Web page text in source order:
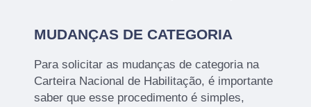
MUDANÇAS DE CATEGORIA
Para solicitar as mudanças de categoria na
Carteira Nacional de Habilitação, é importante
saber que esse procedimento é simples,